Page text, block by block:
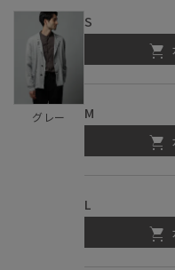
グレー
S
M
L